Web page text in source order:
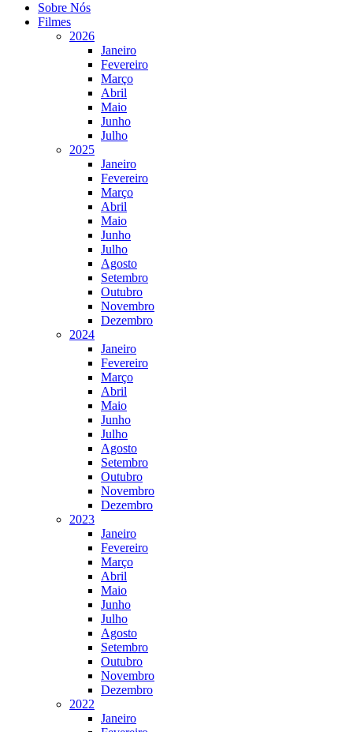
Sobre Nós
Filmes
2026
Janeiro
Fevereiro
Março
Abril
Maio
Junho
Julho
2025
Janeiro
Fevereiro
Março
Abril
Maio
Junho
Julho
Agosto
Setembro
Outubro
Novembro
Dezembro
2024
Janeiro
Fevereiro
Março
Abril
Maio
Junho
Julho
Agosto
Setembro
Outubro
Novembro
Dezembro
2023
Janeiro
Fevereiro
Março
Abril
Maio
Junho
Julho
Agosto
Setembro
Outubro
Novembro
Dezembro
2022
Janeiro